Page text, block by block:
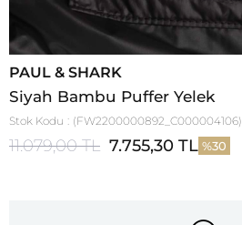
PAUL & SHARK
Siyah Bambu Puffer Yelek
Stok Kodu (FW2200000892_C000004106)
11.079,00 TL 7.755,30 TL 30